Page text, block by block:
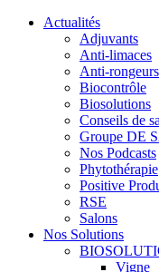
Actualités
Adjuvants
Anti-limaces
Anti-rongeurs
Biocontrôle
Biosolutions
Conseils de
Groupe DE
Nos Podcasts
Phytothérapie
Positive
RSE
Salons
Nos Solutions
Vigne